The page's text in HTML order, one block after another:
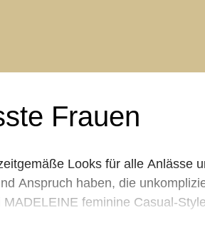
Frauen
Looks für alle Anlässe
Anspruch haben, die
feminine Casual-